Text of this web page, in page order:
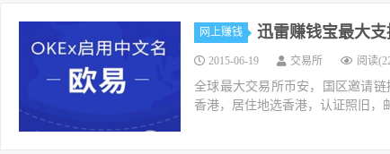
网上赚钱 迅雷赚钱宝最大支
2015-06-19 交易所 阅读
全球最大交易所币安，国区邀请链
香港，居住地选香港，认证照旧，